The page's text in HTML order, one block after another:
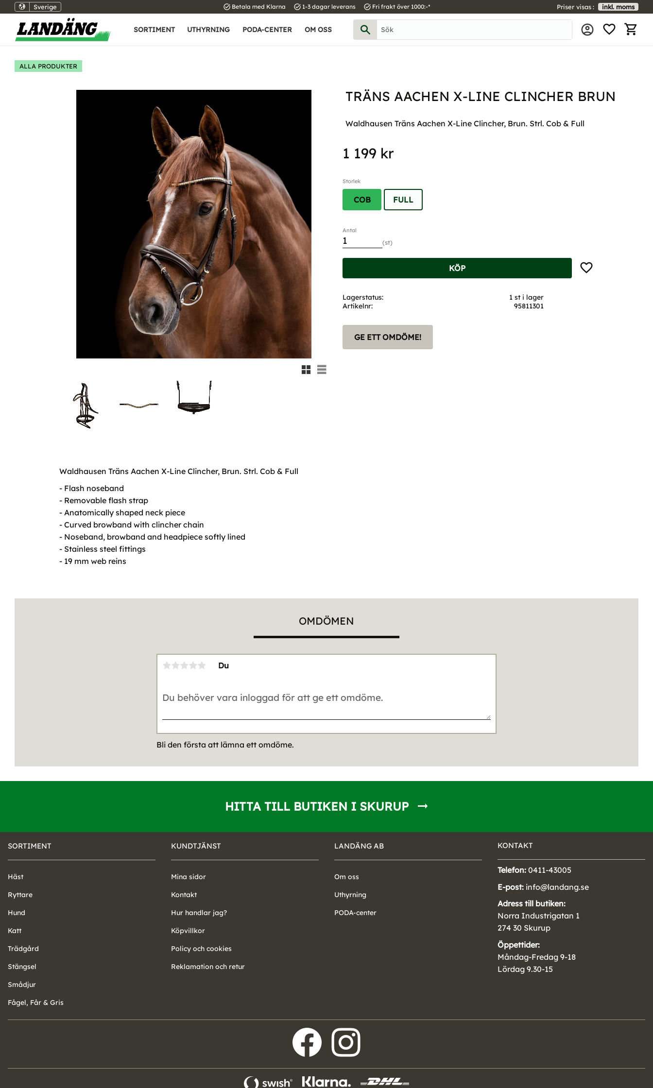
Sverige task_alt Betala med Klarna task_alt 1-3 dagar leverans task_alt Fri frakt över 1000:-* Priser visas inkl. moms
SORTIMENT UTHYRNING PODA-CENTER OM OSS
ALLA PRODUKTER
TRÄNS AACHEN X-LINE CLINCHER BRUN
Waldhausen Träns Aachen X-Line Clincher, Brun. Strl. Cob & Full
Rutnätsvy
Listvy
1 199 kr
Storlek
COB FULL
Antal
st
KÖP Lägg till i favoriter
Lagerstatus
1 st i lager
Artikelnr
95811301
GE ETT OMDÖME!
Waldhausen Träns Aachen X-Line Clincher, Brun. Strl. Cob & Full
- Flash noseband
- Removable flash strap
- Anatomically shaped neck piece
- Curved browband with clincher chain
- Noseband, browband and headpiece softly lined
- Stainless steel fittings
- 19 mm web reins
OMDÖMEN
Du
Bli den första att lämna ett omdöme.
HITTA TILL BUTIKEN I SKURUP
SORTIMENT
Häst
Ryttare
Hund
Katt
Trädgård
Stängsel
Smådjur
Fågel, Får & Gris
KUNDTJÄNST
Mina sidor
Kontakt
Hur handlar jag?
Köpvillkor
Policy och cookies
Reklamation och retur
LANDÄNG AB
Om oss
Uthyrning
PODA-center
KONTAKT
Telefon: 0411-43005
E-post: info@landang.se
Adress till butiken:
Norra Industrigatan 1
274 30 Skurup
Öppettider:
Måndag-Fredag 9-18
Lördag 9.30-15